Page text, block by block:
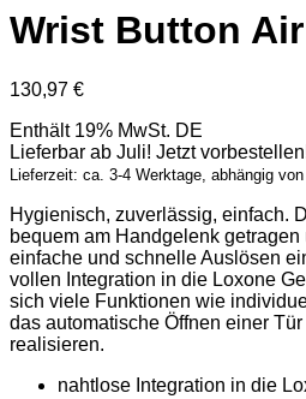
Wrist Button Air
130,97 €
Enthält 19% MwSt. DE
Lieferbar ab Juli! Jetzt
Lieferzeit: ca. 3-4 Werktage, abhängig
Hygienisch, zuverlässig, einfach.
bequem am Handgelenk
einfache und schnelle Auslösen
vollen Integration in die Loxone
sich viele Funktionen wie
das automatische Öffnen einer
realisieren.
nahtlose Integration in die